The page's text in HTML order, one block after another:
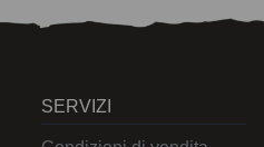
SERVIZI